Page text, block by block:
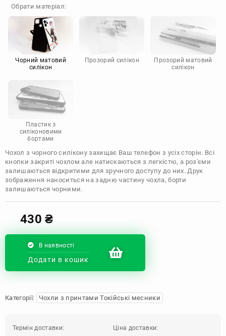
Google
Doogee
Infinix
Sony
Motorola
Обрати матеріал:
Чорний матовий
силікон
Прозорий силікон
Прозорий матовий
силікон
Пластик з
силіконовими
бортами
Чохол з чорного силікону захищає Ваш телефон з усіх сторін. Всі
кнопки закриті чохлом але натискаються з легкістю, а роз'єми
залишаються відкритими для зручного доступу до них. Друк
зображення наноситься на задню частину чохла, борти
залишаються чорними.
430₴
В наявності
Додати в кошик
Категорії: Чохли з принтами Токійські месники
Термін доставки: Ціна доставки: